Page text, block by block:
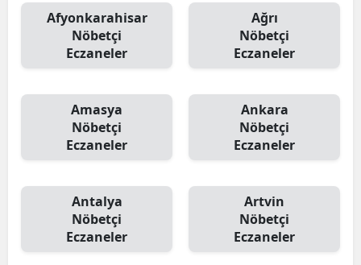
Afyonkarahisar
Nöbetçi
Eczaneler
Ağrı
Nöbetçi
Eczaneler
Amasya
Nöbetçi
Eczaneler
Ankara
Nöbetçi
Eczaneler
Antalya
Nöbetçi
Eczaneler
Artvin
Nöbetçi
Eczaneler